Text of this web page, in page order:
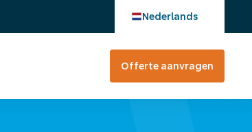
Nederlands
Offerte aanvragen